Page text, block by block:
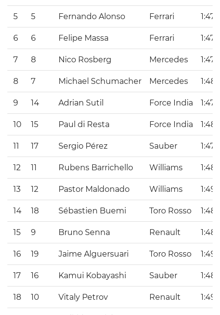
5 5 Fernando Alonso Ferrari
6 6 Felipe Massa Ferrari
7 8 Nico Rosberg Mercedes
8 7 Michael Schumacher Mercedes
9 14 Adrian Sutil Force India
10 15 Paul di Resta Force India
11 17 Sergio Pérez Sauber
12 11 Rubens Barrichello Williams
13 12 Pastor Maldonado Williams
14 18 Sébastien Buemi Toro Rosso
15 9 Bruno Senna Renault
16 19 Jaime Alguersuari Toro Rosso
17 16 Kamui Kobayashi Sauber
18 10 Vitaly Petrov Renault